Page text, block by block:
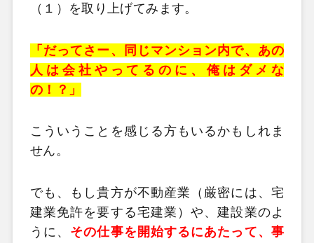
（１）を取り上げてみます。
「だってさー、同じマンション内で、あの
人は会社やってるのに、俺はダメな
の！？」
こういうことを感じる方もいるかもしれま
せん。
でも、もし貴方が不動産業（厳密には、宅
建業免許を要する宅建業）や、建設業のよ
うに、 その仕事を開始するにあたって、事